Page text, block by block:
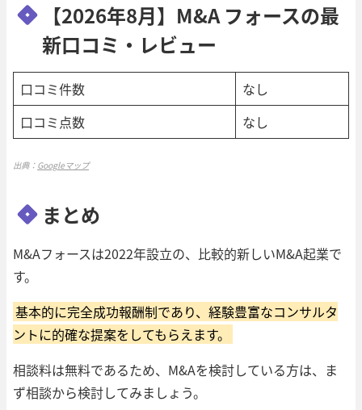
【2026年8月】M&A フォースの最
新口コミ・レビュー
口コミ件数
なし
口コミ点数
なし
出典： Googleマップ
まとめ
M&Aフォースは2022年設立の、比較的新しいM&A起業で
す。
基本的に完全成功報酬制であり、経験豊富なコンサルタ
ントに的確な提案をしてもらえます。
相談料は無料であるため、M&Aを検討している方は、ま
ず相談から検討してみましょう。